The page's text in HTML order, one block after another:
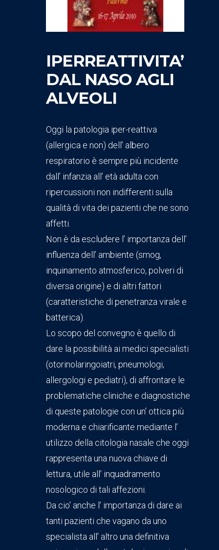
IPERREATTIVITA’
DAL NASO AGLI
ALVEOLI
Oggi la patologia iper-reattiva
(allergica e non) dell’ albero
respiratorio è sempre più incidente
dall’ infanzia all’ età adulta con
ripercussioni non indifferenti sulla
qualità di vita dei pazienti che ne sono
affetti.
Non è da escludere l’ importanza dell’
influenza dell’ ambiente (smog,
inquinamento atmosferico, polveri di
diversa origine) e di altri fattori
(caratteristiche di penetranza virale e
batterica).
Lo scopo del convegno è quello di
dare la possibilità ai medici specialisti
(otorinolaringoiatri, pneumologi,
allergologi e pediatri), di affrontare le
problematiche cliniche e diagnostiche
di queste patologie con un’ ottica più
moderna e chiarificante mediante l’
utilizzo della citologia nasale che oggi
rappresenta una nuova chiave di
lettura, utile all’ inquadramento
nosologico di tali affezioni.
Da cio’ anche l’ importanza di dare ai
tanti pazienti che vagano da uno
specialista all’ altro una definitiva